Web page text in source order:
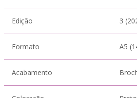
Edição 3
Formato A5
Acabamento